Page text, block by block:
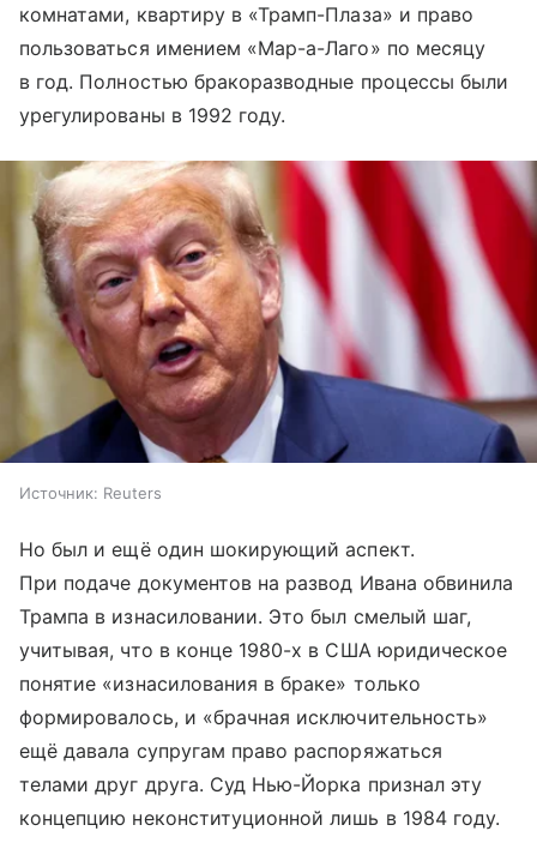
комнатами, квартиру в «Трамп-Плаза» и право
пользоваться имением «Мар-а-Лаго» по месяцу
в год. Полностью бракоразводные процессы были
урегулированы в 1992 году.
Источник: Reuters
Но был и ещё один шокирующий аспект.
При подаче документов на развод Ивана обвинила
Трампа в изнасиловании. Это был смелый шаг,
учитывая, что в конце 1980-х в США юридическое
понятие «изнасилования в браке» только
формировалось, и «брачная исключительность»
ещё давала супругам право распоряжаться
телами друг друга. Суд Нью-Йорка признал эту
концепцию неконституционной лишь в 1984 году.